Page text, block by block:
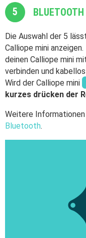
5 BLUETOOTH
Die Auswahl der 5
Calliope mini
deinen Calliope mini
verbinden und
Wird der Calliope mini
kurzes drücken der
Weitere
Bluetooth.